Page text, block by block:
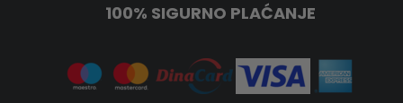
100% SIGURNO PLAĆANJE